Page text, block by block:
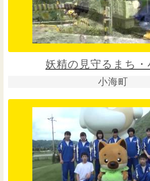
妖精の見守るまち・
小海町